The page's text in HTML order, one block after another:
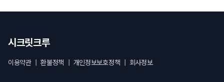
시크릿크루
이용약관|환불정책 개인정보보호정책 회사정보